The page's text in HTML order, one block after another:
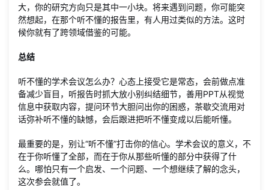
大，你的研究方向只是其中一小块。将来遇到问题，你可能突
然想起，在那个听不懂的报告里，有人用过类似的方法。这时
候你就有了跨领域借鉴的可能。
总结
听不懂的学术会议怎么办？心态上接受它是常态，会前做点准
备减少盲目，听报告时抓大放小别纠结细节，善用PPT从视觉
信息中获取内容，提问环节大胆问出你的困惑，茶歇交流用对
话弥补听不懂的缺憾，会后跟进把听不懂变成以后能听懂。
最重要的是，别让“听不懂”打击你的信心。学术会议的意义，不
在于你听懂了全部，而在于你从那些听懂的部分中获得了什
么。哪怕只有一个启发、一个问题、一个想继续了解的念头，
这次参会就值了。